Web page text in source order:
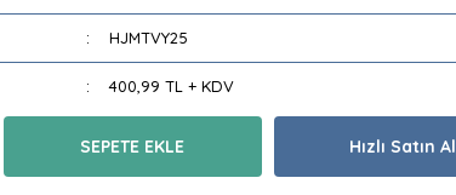
HJMTVY25
400,99 TL + KDV
SEPETE EKLE Hızlı Satın Al